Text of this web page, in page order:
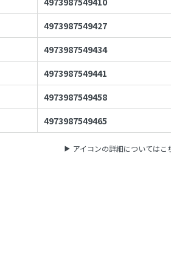
4973987549427
4973987549434
4973987549441
4973987549458
4973987549465
アイコンの詳細についてはこ